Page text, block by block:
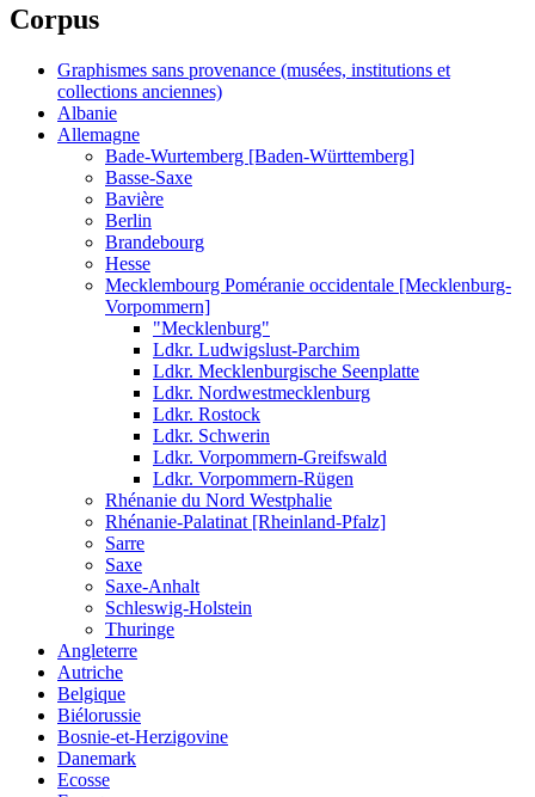
Corpus
Graphismes sans provenance (musées, institutions et
collections anciennes)
Albanie
Allemagne
Bade-Wurtemberg [Baden-Württemberg]
Basse-Saxe
Bavière
Berlin
Brandebourg
Hesse
Mecklembourg Poméranie occidentale [Mecklenburg-
Vorpommern]
"Mecklenburg"
Ldkr. Ludwigslust-Parchim
Ldkr. Mecklenburgische Seenplatte
Ldkr. Nordwestmecklenburg
Ldkr. Rostock
Ldkr. Schwerin
Ldkr. Vorpommern-Greifswald
Ldkr. Vorpommern-Rügen
Rhénanie du Nord Westphalie
Rhénanie-Palatinat [Rheinland-Pfalz]
Sarre
Saxe
Saxe-Anhalt
Schleswig-Holstein
Thuringe
Angleterre
Autriche
Belgique
Biélorussie
Bosnie-et-Herzigovine
Danemark
Ecosse